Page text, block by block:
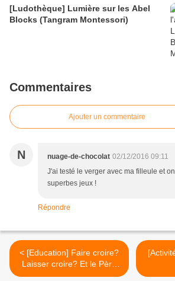
[Ludothèque] Lumière sur les Abel
Blocks (Tangram Montessori)
Commentaires
Ajouter un commentaire
N nuage-de-chocolat 02/12/2016 09:11
J'ai testé le verger avec ma filleule et
superbes jeux !
Répondre
< [Education] Faire croire?
Laisser croire? Et le Père
Noël dans tout ça? Retour